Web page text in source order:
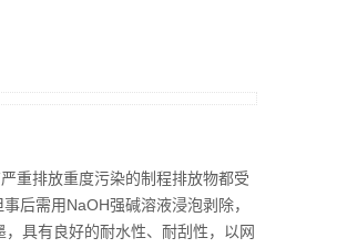
重排放重度污染的制程排放物都受
后需用NaOH强碱溶液浸泡剥除，
具有良好的耐水性、耐刮性，以网